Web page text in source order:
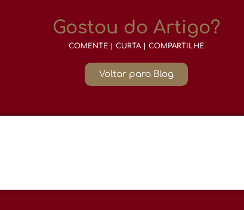
Gostou do Artigo?
COMENTE | CURTA | COMPARTILHE
Voltar para Blog